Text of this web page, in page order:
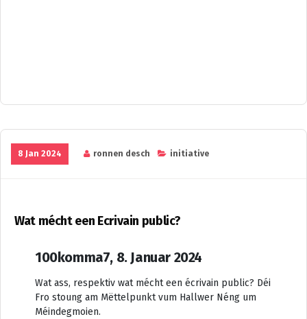
8 Jan 2024 ronnen desch initiative
Wat mécht een Ecrivain public?
100komma7, 8. Januar 2024
Wat ass, respektiv wat mécht een écrivain public? Déi
Fro stoung am Mëttelpunkt vum Hallwer Néng um
Méindegmoien.